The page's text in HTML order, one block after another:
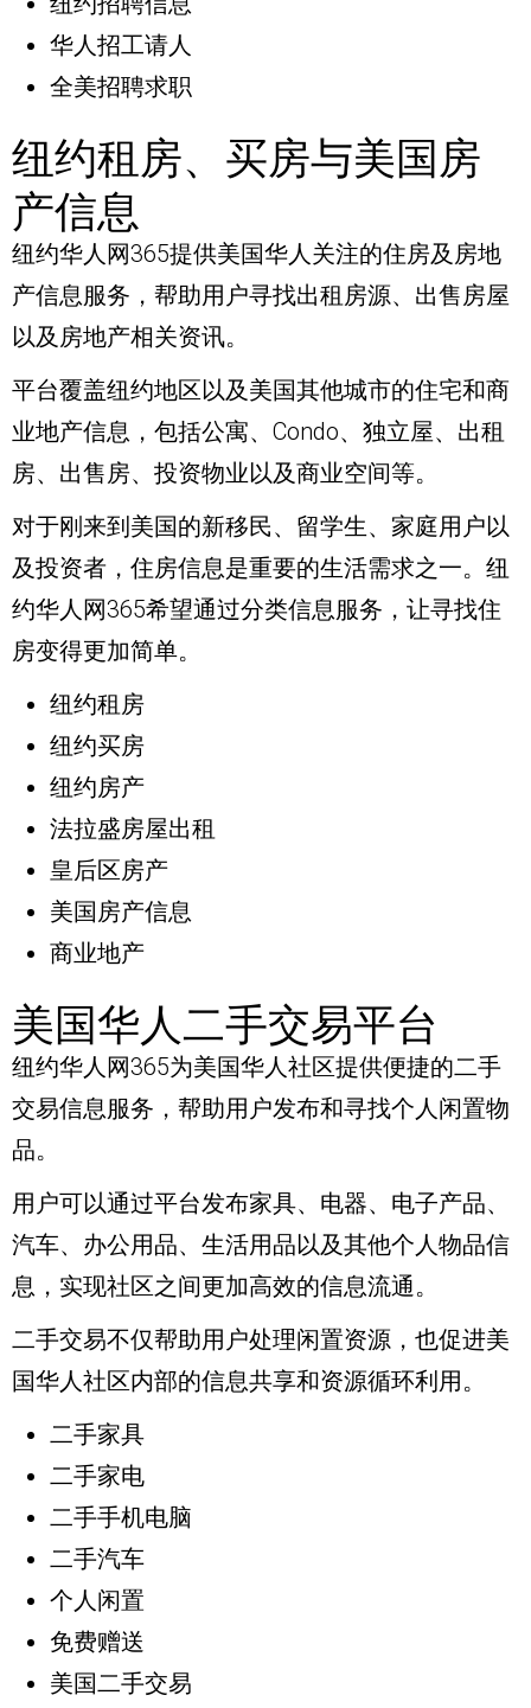
华人招工请人
全美招聘求职
纽约租房、买房与美国房
产信息
纽约华人网365提供美国华人关注的住房及房地
产信息服务，帮助用户寻找出租房源、出售房屋
以及房地产相关资讯。
平台覆盖纽约地区以及美国其他城市的住宅和商
业地产信息，包括公寓、Condo、独立屋、出租
房、出售房、投资物业以及商业空间等。
对于刚来到美国的新移民、留学生、家庭用户以
及投资者，住房信息是重要的生活需求之一。纽
约华人网365希望通过分类信息服务，让寻找住
房变得更加简单。
纽约租房
纽约买房
纽约房产
法拉盛房屋出租
皇后区房产
美国房产信息
商业地产
美国华人二手交易平台
纽约华人网365为美国华人社区提供便捷的二手
交易信息服务，帮助用户发布和寻找个人闲置物
品。
用户可以通过平台发布家具、电器、电子产品、
汽车、办公用品、生活用品以及其他个人物品信
息，实现社区之间更加高效的信息流通。
二手交易不仅帮助用户处理闲置资源，也促进美
国华人社区内部的信息共享和资源循环利用。
二手家具
二手家电
二手手机电脑
二手汽车
个人闲置
免费赠送
美国二手交易